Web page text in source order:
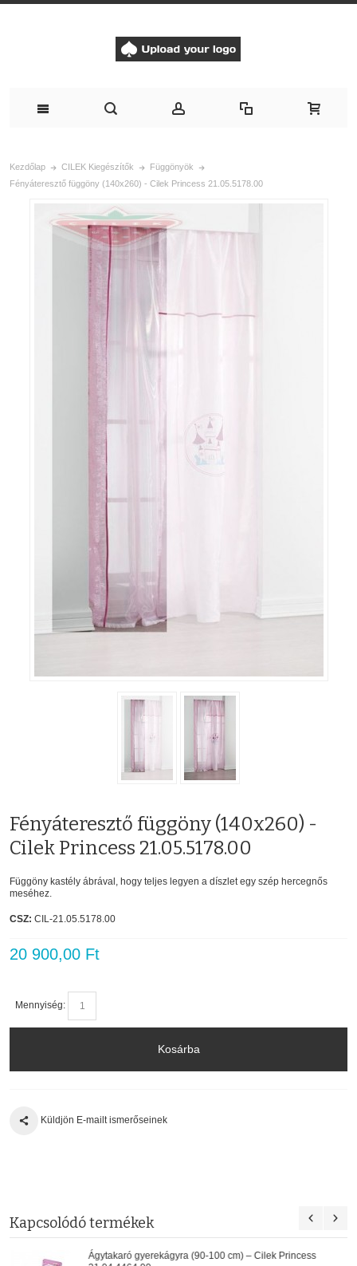
Kezdőlap CILEK Kiegészítők
Függönyök
Fényáteresztő függöny (140x260) - Cilek Princess 21.05.5178.00
Fényáteresztő függöny (140x260) -
Cilek Princess 21.05.5178.00
Függöny kastély ábrával, hogy teljes legyen a díszlet egy szép hercegnős
meséhez.
CSZ: CIL-21.05.5178.00
20 900,00 Ft
Mennyiség:
Kosárba
Küldjön E-mailt ismerőseinek
Kapcsolódó termékek
Mennyezeti lámpa „Lady” - 21.10.6338.00